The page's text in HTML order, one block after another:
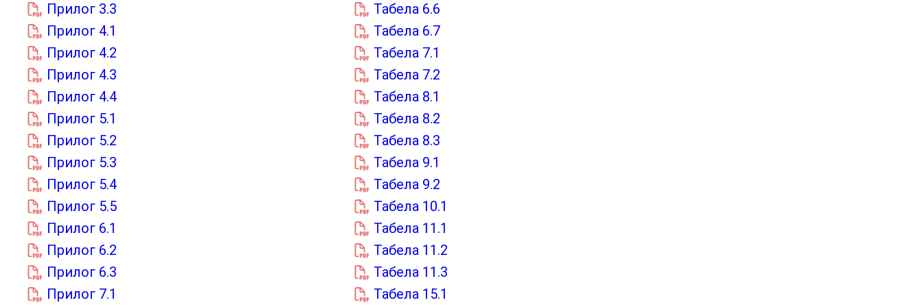
Прилог 3.3
Прилог 4.1
Прилог 4.2
Прилог 4.3
Прилог 4.4
Прилог 5.1
Прилог 5.2
Прилог 5.3
Прилог 5.4
Прилог 5.5
Прилог 6.1
Прилог 6.2
Прилог 6.3
Прилог 7.1
Табела 6.6
Табела 6.7
Табела 7.1
Табела 7.2
Табела 8.1
Табела 8.2
Табела 8.3
Табела 9.1
Табела 9.2
Табела 10.1
Табела 11.1
Табела 11.2
Табела 11.3
Табела 15.1